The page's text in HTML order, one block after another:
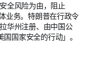
全风险为由，阻止
业务。特朗普在行政令
华州注册、由中国公
国家安全的行动」。